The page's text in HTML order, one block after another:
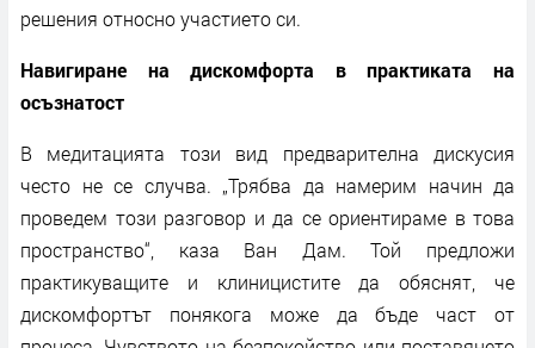
решения относно участието си.
Навигиране на дискомфорта в практиката на
осъзнатост
В медитацията този вид предварителна дискусия
често не се случва. „Трябва да намерим начин да
проведем този разговор и да се ориентираме в това
пространство“, каза Ван Дам. Той предложи
практикуващите и клиницистите да обяснят, че
дискомфортът понякога може да бъде част от